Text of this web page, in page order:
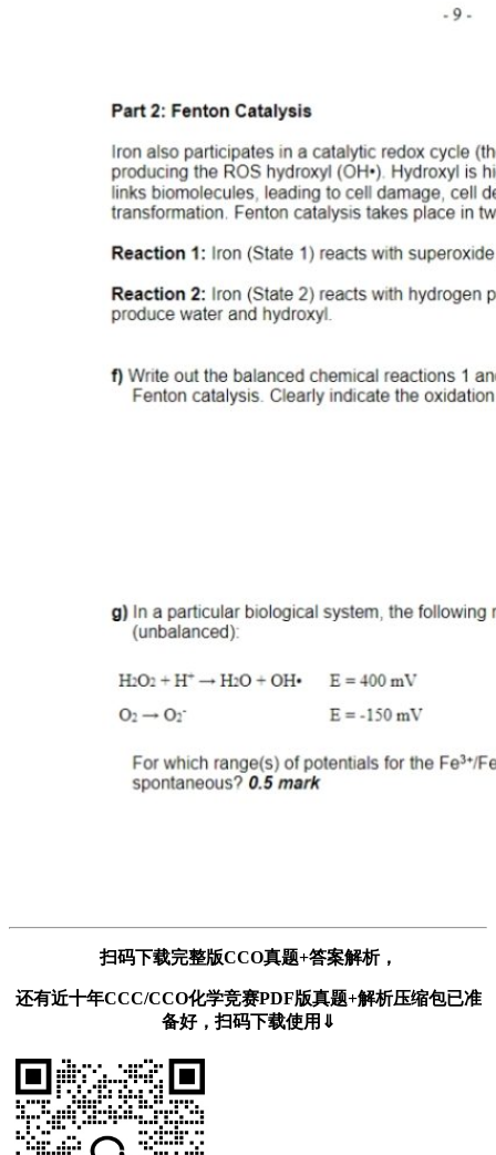
扫码下载完整版CCO真题+答案解析，
还有近十年CCC/CCO化学竞赛PDF版真题+解析压缩包已准
备好，扫码下载使用⇓